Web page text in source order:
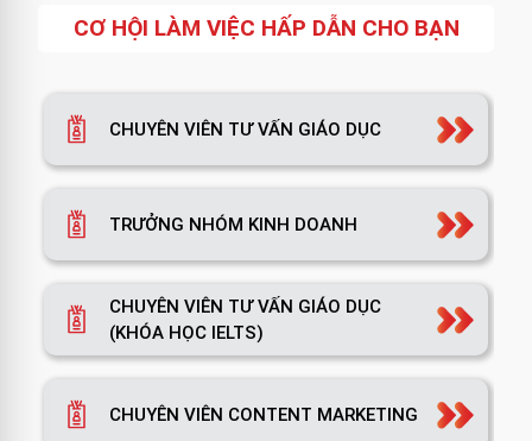
CƠ HỘI LÀM VIỆC HẤP DẪN CHO BẠN
CHUYÊN VIÊN TƯ VẤN GIÁO DỤC
TRƯỞNG NHÓM KINH DOANH
CHUYÊN VIÊN TƯ VẤN GIÁO DỤC
(KHÓA HỌC IELTS)
CHUYÊN VIÊN CONTENT MARKETING